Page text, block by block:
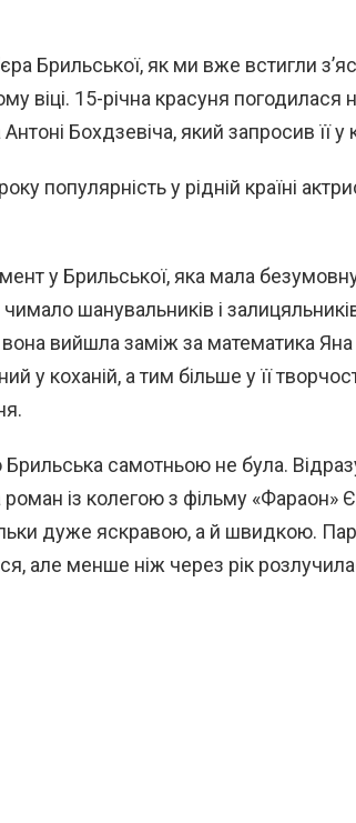
Брильської, як ми вже встигли
віці. 15-річна красуня
Бохдзевіча, який запросив її
популярність у рідній країні
у Брильської, яка мала
чимало шанувальників і
вона вийшла заміж за математика
у коханій, а тим більше у її
самотньою не була.
роман із колегою з фільму «Фараон»
дуже яскравою, а й швидкою.
але менше ніж через рік